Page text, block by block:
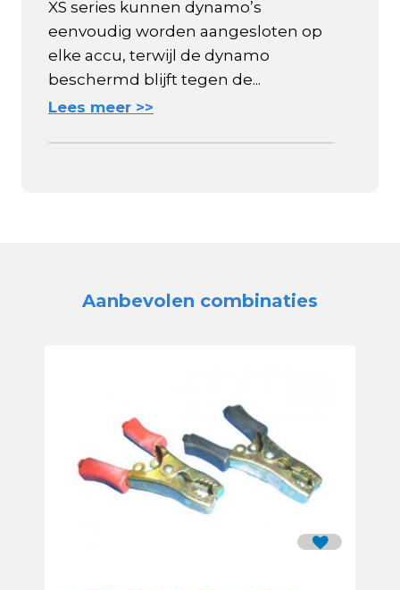
XS series kunnen dynamo’s
eenvoudig worden aangesloten op
elke accu, terwijl de dynamo
beschermd blijft tegen de...
Lees meer >>
Aanbevolen combinaties